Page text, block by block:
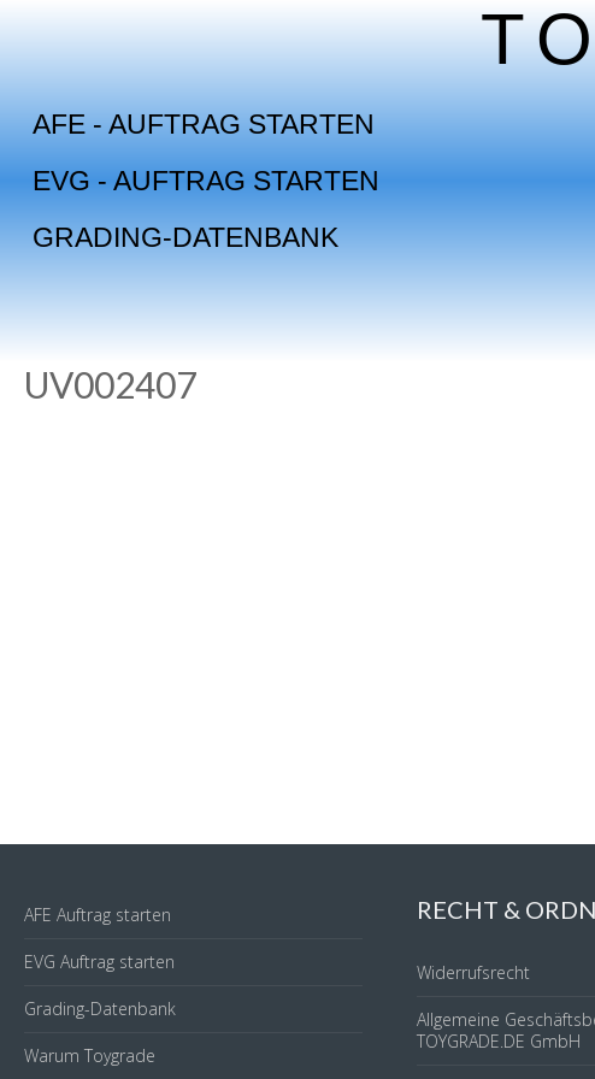
AFE - AUFTRAG STARTEN
EVG - AUFTRAG STARTEN
GRADING-DATENBANK
UV002407
AFE Auftrag starten
EVG Auftrag starten
Grading-Datenbank
Warum Toygrade
RECHT &
Widerrufsrecht
Allgemeine
TOYGRADE.DE GmbH